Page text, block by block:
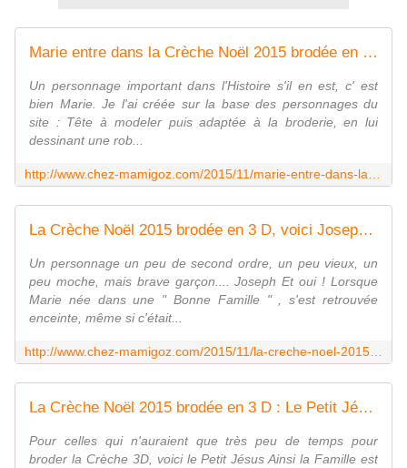
Marie entre dans la Crèche Noël 2015 brodée en 3 D - Chez Mamigoz
Un personnage important dans l'Histoire s'il en est, c' est
bien Marie. Je l'ai créée sur la base des personnages du
site : Tête à modeler puis adaptée à la broderie, en lui
dessinant une rob...
La Crèche Noël 2015 brodée en 3 D, voici Joseph - Chez Mamigoz
Un personnage un peu de second ordre, un peu vieux, un
peu moche, mais brave garçon.... Joseph Et oui ! Lorsque
Marie née dans une " Bonne Famille " , s'est retrouvée
enceinte, même si c'était...
La Crèche Noël 2015 brodée en 3 D : Le Petit Jésus - Chez Mamigoz
Pour celles qui n'auraient que très peu de temps pour
broder la Crèche 3D, voici le Petit Jésus Ainsi la Famille est